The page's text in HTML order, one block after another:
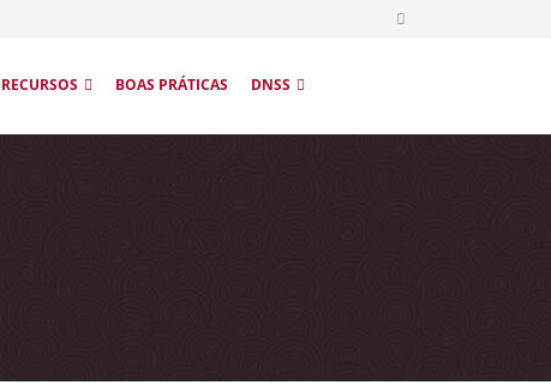
RECURSOS BOAS PRÁTICAS DNSS